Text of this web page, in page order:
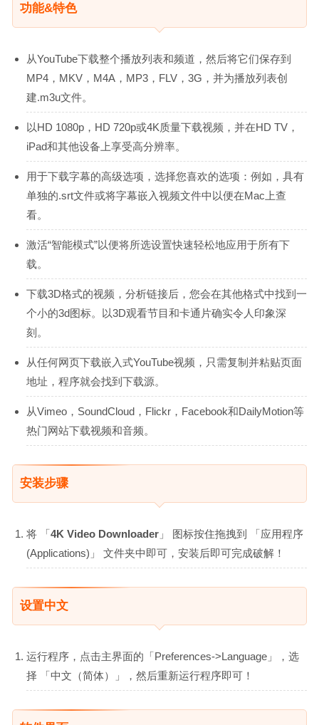
功能&特色
从YouTube下载整个播放列表和频道，然后将它们保存到
MP4，MKV，M4A，MP3，FLV，3G，并为播放列表创
建.m3u文件。
以HD 1080p，HD 720p或4K质量下载视频，并在HD TV，
iPad和其他设备上享受高分辨率。
用于下载字幕的高级选项，选择您喜欢的选项：例如，具有
单独的.srt文件或将字幕嵌入视频文件中以便在Mac上查
看。
激活“智能模式”以便将所选设置快速轻松地应用于所有下
载。
下载3D格式的视频，分析链接后，您会在其他格式中找到一
个小的3d图标。以3D观看节目和卡通片确实令人印象深
刻。
从任何网页下载嵌入式YouTube视频，只需复制并粘贴页面
地址，程序就会找到下载源。
从Vimeo，SoundCloud，Flickr，Facebook和DailyMotion等
热门网站下载视频和音频。
安装步骤
将 「4K Video Downloader 」 图标按住拖拽到 「应用程序
(Applications)」 文件夹中即可，安装后即可完成破解！
设置中文
运行程序，点击主界面的「Preferences->Language」，选
择 「中文（简体）」，然后重新运行程序即可！